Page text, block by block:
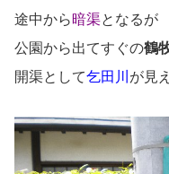
途中から暗渠となるが
公園から出てすぐの鶴
開渠として乞田川 が見